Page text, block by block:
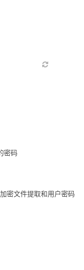
密码
密文件提取和用户密码